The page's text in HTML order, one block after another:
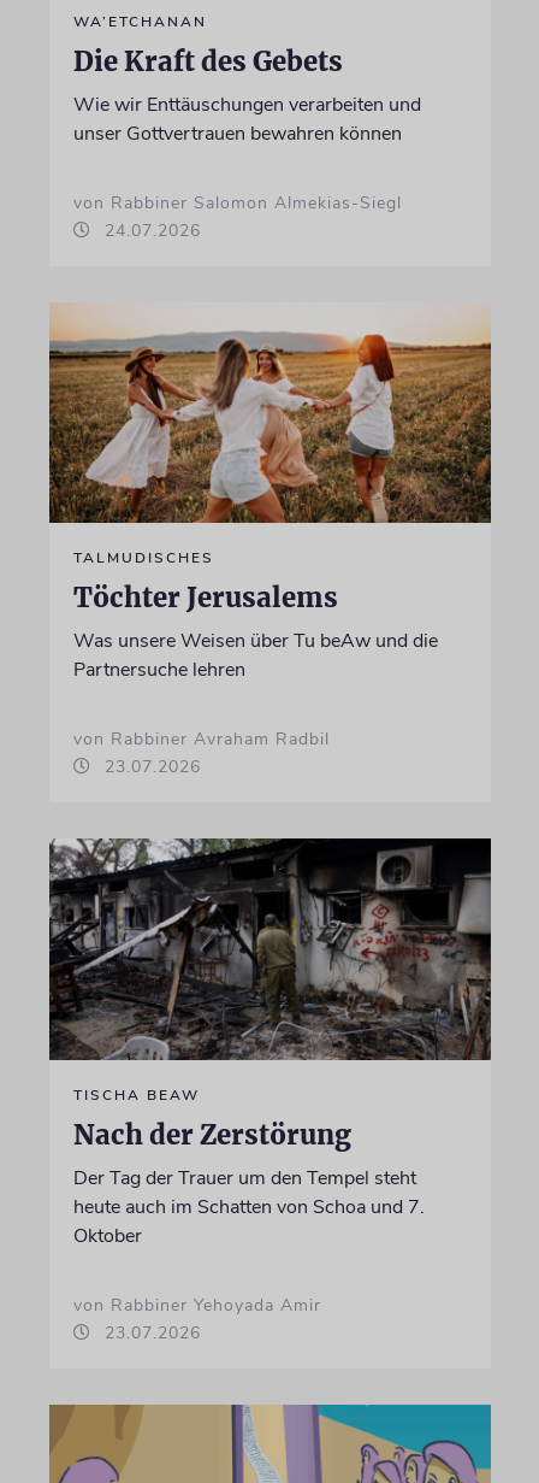
WA’ETCHANAN
Die Kraft des Gebets
Wie wir Enttäuschungen verarbeiten und
unser Gottvertrauen bewahren können
von Rabbiner Salomon Almekias-Siegl
24.07.2026
TALMUDISCHES
Töchter Jerusalems
Was unsere Weisen über Tu beAw und die
Partnersuche lehren
von Rabbiner Avraham Radbil
23.07.2026
TISCHA BEAW
Nach der Zerstörung
Der Tag der Trauer um den Tempel steht
heute auch im Schatten von Schoa und 7.
Oktober
von Rabbiner Yehoyada Amir
23.07.2026